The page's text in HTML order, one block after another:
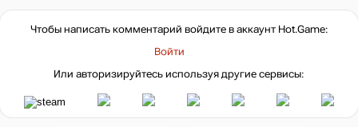
Чтобы написать комментарий войдите в аккаунт Hot.Game:
Войти
Или авторизируйтесь используя другие сервисы: